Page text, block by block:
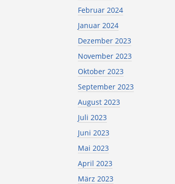
Februar 2024
Januar 2024
Dezember 2023
November 2023
Oktober 2023
September 2023
August 2023
Juli 2023
Juni 2023
Mai 2023
April 2023
März 2023